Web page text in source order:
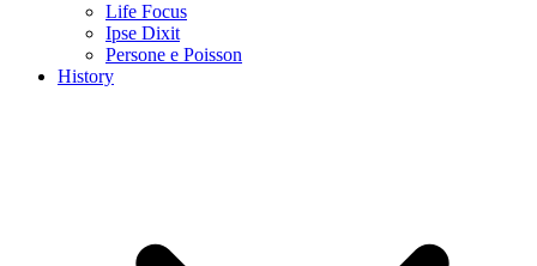
Life Focus
Ipse Dixit
Persone e Poisson
History